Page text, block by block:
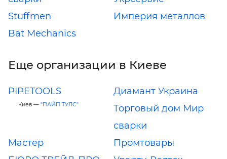
Stuffmen
Империя металлов
Bat Mechanics
Еще организации в Киеве
PIPETOOLS
Киев — "ПАЙП ТУЛС"
Диамант Украина
Торговый дом Мир
сварки
Мастер
Промтовары